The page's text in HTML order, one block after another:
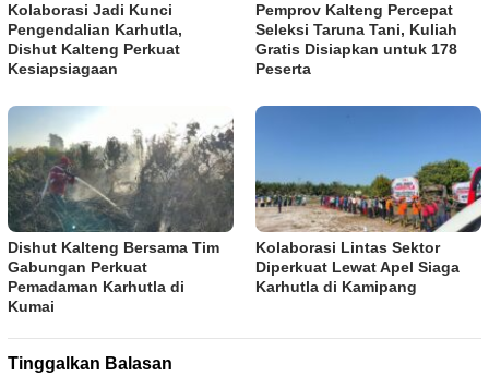
Kolaborasi Jadi Kunci
Pengendalian Karhutla,
Dishut Kalteng Perkuat
Kesiapsiagaan
Pemprov Kalteng Percepat
Seleksi Taruna Tani, Kuliah
Gratis Disiapkan untuk 178
Peserta
Dishut Kalteng Bersama Tim
Gabungan Perkuat
Pemadaman Karhutla di
Kumai
Kolaborasi Lintas Sektor
Diperkuat Lewat Apel Siaga
Karhutla di Kamipang
Tinggalkan Balasan